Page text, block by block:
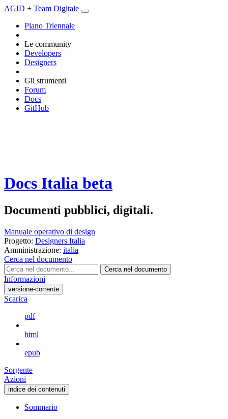
AGID + Team Digitale
Piano Triennale
Le community
Developers
Designers
Gli strumenti
Forum
Docs
GitHub
Docs Italia beta
Documenti pubblici, digitali.
Manuale operativo di design
Progetto: Designers Italia
Amministrazione: italia
Cerca nel documento
Cerca nel documento
Informazioni
versione-corrente
Scarica
pdf
html
epub
Sorgente
Azioni
indice dei contenuti
Sommario